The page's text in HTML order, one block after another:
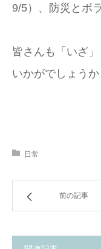
9/5）、防災とボ
皆さんも「いざ
いかがでしょうか
日常
前の記事